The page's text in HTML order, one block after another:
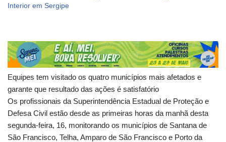
Interior em Sergipe
Equipes tem visitado os quatro municípios mais afetados e
garante que resultado das ações é satisfatório
Os profissionais da Superintendência Estadual de Proteção e
Defesa Civil estão desde as primeiras horas da manhã desta
segunda-feira, 16, monitorando os municípios de Santana de
São Francisco, Telha, Amparo de São Francisco e Porto da